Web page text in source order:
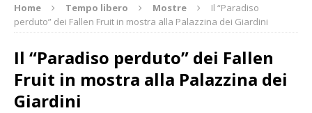
Home Tempo libero Mostre
Il “Paradiso
perduto” dei Fallen Fruit in mostra alla Palazzina dei Giardini
Il “Paradiso perduto” dei Fallen
Fruit in mostra alla Palazzina dei
Giardini